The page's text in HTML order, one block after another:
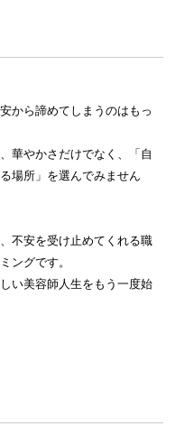
から諦めてしまうのはもっ
華やかさだけでなく、「自
場所」を選んでみません
不安を受け止めてくれる職
ングです。
い美容師人生をもう一度始